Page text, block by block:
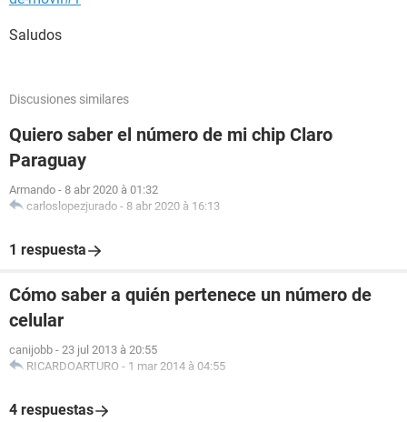
Saludos
Discusiones similares
Quiero saber el número de mi chip Claro
Paraguay
Armando - 8 abr 2020 à 01:32
carloslopezjurado - 8 abr 2020 à 16:13
1 respuesta
Cómo saber a quién pertenece un número de
celular
canijobb - 23 jul 2013 à 20:55
RICARDOARTURO - 1 mar 2014 à 04:55
4 respuestas